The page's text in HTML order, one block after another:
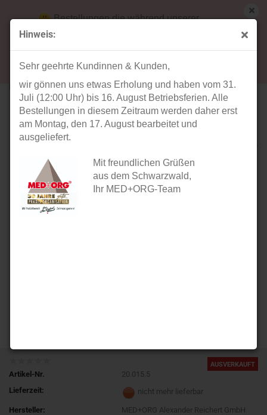
Hinweis:
Sehr geehrte Kundinnen & Kunden,
wir gönnen uns etwas Erholung und haben vom 31.
Juli (12:00 Uhr) bis 16. August Betriebsferien. Alle
Bestellungen in diesem Zeitraum werden daher erst
am Montag, den 17. August bearbeitet und
ausgeliefert.
Mit freundlichen Grüßen
aus dem Schwarzwald,
Ihr MED+ORG-Team
Bestellungen die während unserer
Betriebsferien (31. Juli ab 12:00 Uhr bis 16.
Artikel in dieser Kategorie
Karteireiter A5 lila
AUSVERKAUFT
Artikel-Nr.
20.015.5
Lieferzeit:
nicht mehr lieferbar
Hersteller:
MED+ORG Alexander Reichert GmbH